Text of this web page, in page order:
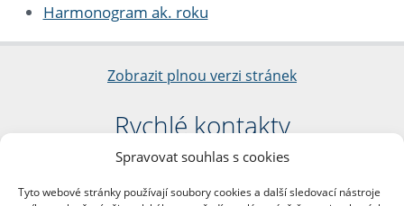
Spravovat souhlas s cookies
Tyto webové stránky používají soubory cookies a další sledovací nástroje
Harmonogram ak. roku
Zobrazit plnou verzi stránek
Rychlé kontakty
Filozofická fakulta
nám. Jana Palacha 1/2